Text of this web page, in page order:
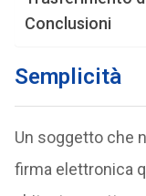
Conclusioni
Semplicità
Un soggetto che
firma elettronica